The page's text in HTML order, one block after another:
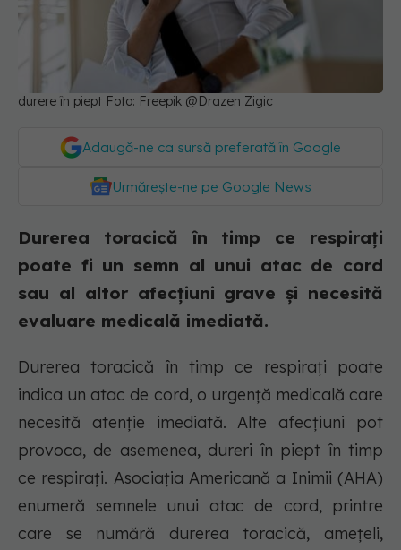
durere în piept Foto: Freepik @Drazen Zigic
Adaugă-ne ca sursă preferată în Google
Urmărește-ne pe Google News
Durerea toracică în timp ce respirați
poate fi un semn al unui atac de cord
sau al altor afecțiuni grave și necesită
evaluare medicală imediată.
Durerea toracică în timp ce respirați poate
indica un atac de cord, o urgență medicală care
necesită atenție imediată. Alte afecțiuni pot
provoca, de asemenea, dureri în piept în timp
ce respirați. Asociația Americană a Inimii (AHA)
enumeră semnele unui atac de cord, printre
care se numără durerea toracică, amețeli,